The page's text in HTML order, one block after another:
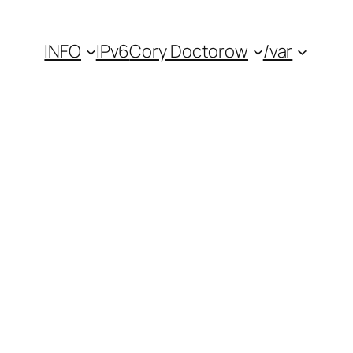
INFO IPv6Cory Doctorow /var